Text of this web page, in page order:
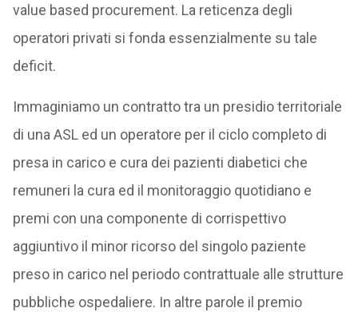
value based procurement. La reticenza degli
operatori privati si fonda essenzialmente su tale
deficit.
Immaginiamo un contratto tra un presidio territoriale
di una ASL ed un operatore per il ciclo completo di
presa in carico e cura dei pazienti diabetici che
remuneri la cura ed il monitoraggio quotidiano e
premi con una componente di corrispettivo
aggiuntivo il minor ricorso del singolo paziente
preso in carico nel periodo contrattuale alle strutture
pubbliche ospedaliere. In altre parole il premio